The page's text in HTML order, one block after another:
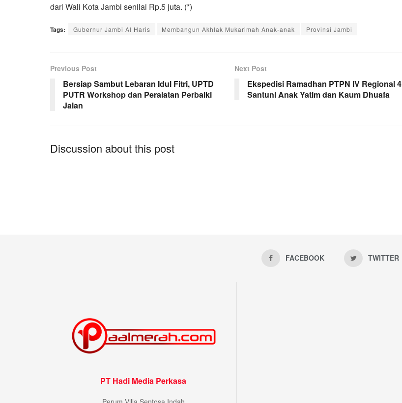
dari Wali Kota Jambi senilai Rp.5 juta. (*)
Tags: Gubernur Jambi Al Haris Membangun Akhlak Mukarimah Anak-anak Provinsi Jambi
Previous Post
Bersiap Sambut Lebaran Idul Fitri, UPTD
PUTR Workshop dan Peralatan Perbaiki
Jalan
Next Post
Ekspedisi Ramadhan PTPN IV Regional 4
Santuni Anak Yatim dan Kaum Dhuafa
Discussion about this post
FACEBOOK TWITTER
PT Hadi Media Perkasa